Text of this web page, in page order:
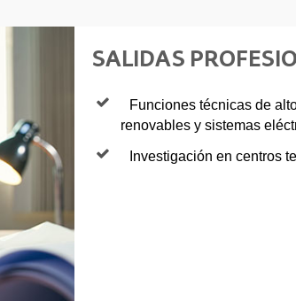
SALIDAS
Funciones técnicas de
renovables y sistemas
Investigación en centros